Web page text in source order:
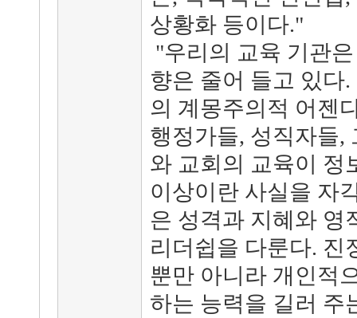
상황화 등이다."
"우리의 교육 기관
향은 줄어 들고 있다
의 계몽주의적 어젠
행정가들, 성직자들,
와 교회의 교육이 정
이상이란 사실을 자
은 성격과 지혜와 영
리더쉽을 다룬다. 진
뿐만 아니라 개인적
하는 능력을 길러 주